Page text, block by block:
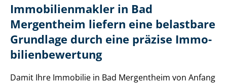
Im­mo­bi­li­en­mak­ler in Bad
Mergentheim liefern eine belastbare
Grundlage durch eine präzise Im­mo­
bi­li­en­be­wer­tung
Damit Ihre Immobilie in Bad Mergentheim von Anfang